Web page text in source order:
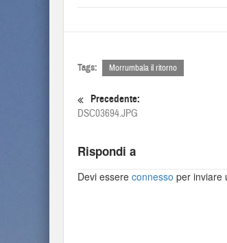
Tags: Morrumbala il ritorno
Precedente:
DSC03694.JPG
Rispondi a
Devi essere connesso per inviare